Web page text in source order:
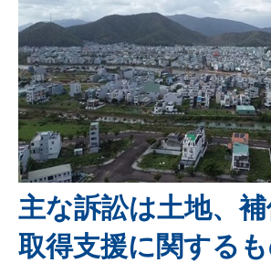
主な訴訟は土地、
取得支援に関するも